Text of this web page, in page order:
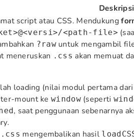
Deskripsi
script atau CSS. Mendukung
<path-file>
?rawuntuk mengambil
meneruskan .css akan memuat
loading (nilai modul pertama
ter-mount kewindow(seperti
, saat penggunaan sebenarnya
.css mengembalikan hasil